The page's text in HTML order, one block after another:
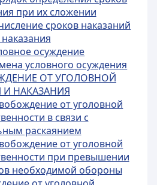
при их сложении
сроков наказаний
осуждение
условного осуждения
ОТ УГОЛОВНОЙ
И НАКАЗАНИЯ
от уголовной
в связи с
раскаянием
от уголовной
при превышении
необходимой обороны